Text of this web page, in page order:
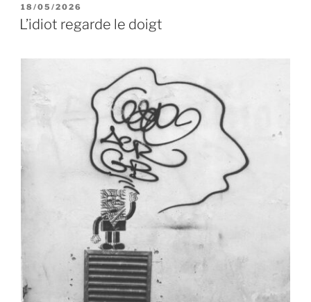
PUBLIÉ
LE
18/05/2026
L’idiot regarde le doigt